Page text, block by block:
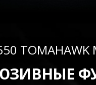
TOMAHAWK